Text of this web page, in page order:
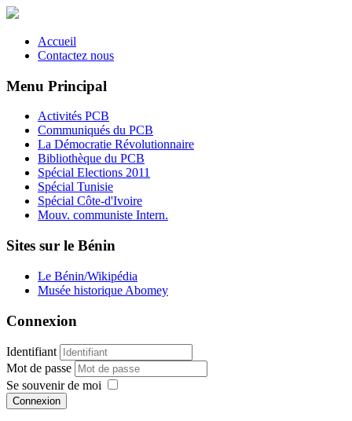
Accueil
Contactez nous
Menu Principal
Activités PCB
Communiqués du PCB
La Démocratie Révolutionnaire
Bibliothèque du PCB
Spécial Elections 2011
Spécial Tunisie
Spécial Côte-d'Ivoire
Mouv. communiste Intern.
Sites sur le Bénin
Le Bénin/Wikipédia
Musée historique Abomey
Connexion
Identifiant
Mot de passe
Se souvenir de moi
Connexion